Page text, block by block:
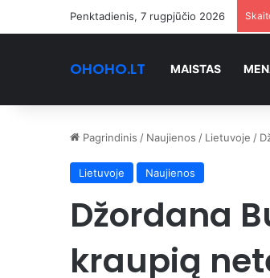
Penktadienis, 7 rugpjūčio 2026
OHOHO.LT MAISTAS
Pagrindinis / Naujienos / Lietuvoje /
Lietuvoje Naujienos
Džordana
kraupią